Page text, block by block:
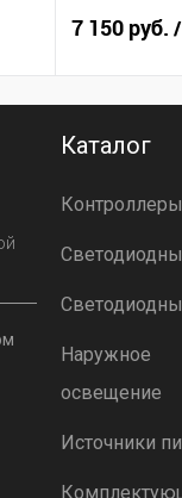
7 150 руб.
Каталог
Контроллеры
Наружное
освещение
Источники